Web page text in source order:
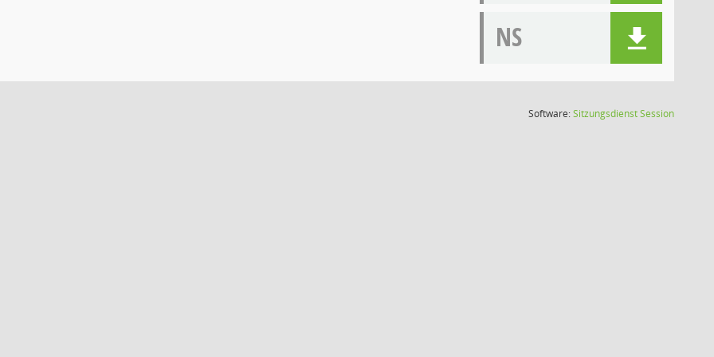
NS
Software:SitzungsdienstSession(Wird in